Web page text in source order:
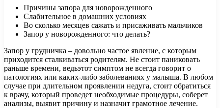
Причины запора для новорожденного
Слабительное в домашних условиях
Во сколько месяцев сажать и присаживать мальчиков
Запор у новорожденного: что делать?
Запор у грудничка – довольно частое явление, с которым
приходится сталкиваться родителям. Не стоит паниковать
раньше времени, ведьэтот симптом не всегда говорит о
патологиях или каких-либо заболеваниях у малыша. В любом
случае при длительном проявлении недуга, стоит обратиться
к врачу, который проведет необходимые процедуры, соберет
анализы, выявит причину и назначит грамотное лечение.